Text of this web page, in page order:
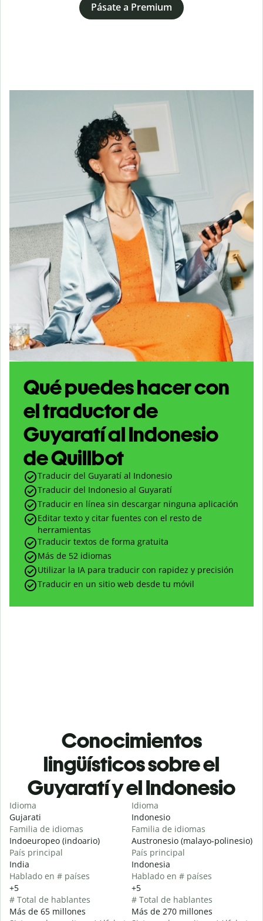
Pásate a Premium
Qué puedes hacer con
el traductor de
Guyaratí al Indonesio
de Quillbot
Traducir del Guyaratí al Indonesio
Traducir del Indonesio al Guyaratí
Traducir en línea sin descargar ninguna aplicación
Editar texto y citar fuentes con el resto de
herramientas
Traducir textos de forma gratuita
Más de 52 idiomas
Utilizar la IA para traducir con rapidez y precisión
Traducir en un sitio web desde tu móvil
Conocimientos
lingüísticos sobre el
Guyaratí y el Indonesio
Idioma
Gujarati
Familia de idiomas
Indoeuropeo (indoario)
País principal
India
Hablado en # países
+5
# Total de hablantes
Más de 65 millones
Idioma
Indonesio
Familia de idiomas
Austronesio (malayo-polinesio)
País principal
Indonesia
Hablado en # países
+5
# Total de hablantes
Más de 270 millones